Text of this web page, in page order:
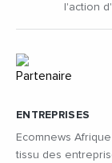
ENTREPRISES
Ecomnews
tissu des
l'action